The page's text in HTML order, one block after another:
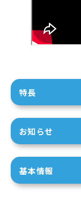
特長
お知らせ
基本情報